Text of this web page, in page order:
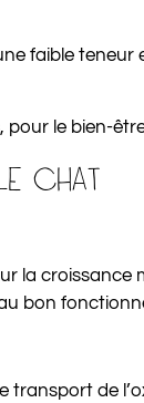
faible teneur
pour le bien-
CHAT
la
bon
de